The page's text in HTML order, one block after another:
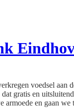
voedsel aan
gratis en
armoede en gaan